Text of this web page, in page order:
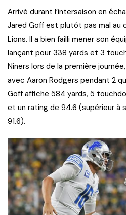
Arrivé durant l’intersaison en
Jared Goff est plutôt pas mal au
Lions. Il a bien failli mener son
lançant pour 338 yards et 3
Niners lors de la première
avec Aaron Rodgers pendant 2
Goff affiche 584 yards, 5
et un rating de 94.6 (supérieur à
91.6).